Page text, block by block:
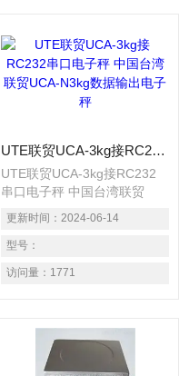
功能.
UTE联贸UCA-3kg接RC232串口电子秤 中国台湾联贸UCA-N3kg数据输出电子秤
UTE联贸UCA-3kg接RC232
串口电子秤 中国台湾联贸
UCA-N3kg数据输出电子秤 使
用高精度传感器,精度达
1/15000~1/30000. 采用大型
液晶显示,明显易读. 交直流两
用配备充电电池. 内置重量单
更新时间： 2024-06-14
型号：
访问量： 1771